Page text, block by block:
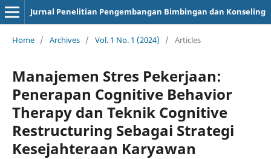
Jurnal Penelitian Pengembangan Bimbingan dan Konseling
Home / Archives / Vol. 1 No. 1 (2024) / Articles
Manajemen Stres Pekerjaan:
Penerapan Cognitive Behavior
Therapy dan Teknik Cognitive
Restructuring Sebagai Strategi
Kesejahteraan Karyawan